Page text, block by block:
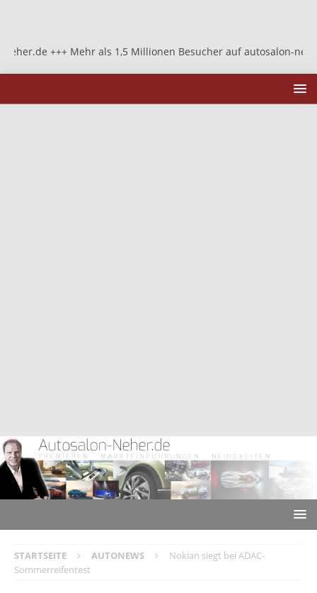
+++ Mehr als 1,5 Millionen Besucher auf autosalon-neher.de
STARTSEITE AUTONEWS
Nokian siegt bei ADAC-
Sommerreifentest